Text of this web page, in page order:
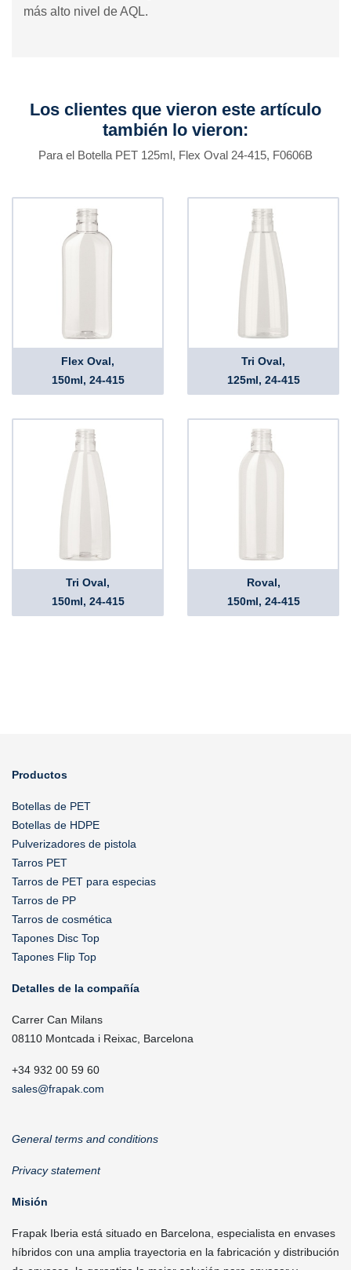
más alto nivel de AQL.
Los clientes que vieron este artículo
también lo vieron:
Para el Botella PET 125ml, Flex Oval 24-415, F0606B
Flex Oval,
150ml, 24-415
Tri Oval,
125ml, 24-415
Tri Oval,
150ml, 24-415
Roval,
150ml, 24-415
Productos
Botellas de PET
Botellas de HDPE
Pulverizadores de pistola
Tarros PET
Tarros de PET para especias
Tarros de PP
Tarros de cosmética
Tapones Disc Top
Tapones Flip Top
Detalles de la compañía
Carrer Can Milans
08110 Montcada i Reixac, Barcelona
+34 932 00 59 60
sales@frapak.com
General terms and conditions
Privacy statement
Misión
Frapak Iberia está situado en Barcelona, especialista en envases
híbridos con una amplia trayectoria en la fabricación y distribución